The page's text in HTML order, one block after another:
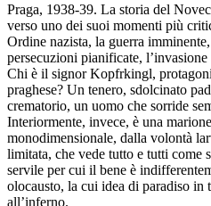
Praga, 1938-39. La storia del
verso uno dei suoi momenti più
Ordine nazista, la guerra
persecuzioni pianificate, l’invasione
Chi è il signor Kopfrkingl,
praghese? Un tenero, sdolcinato
crematorio, un uomo che sorride
Interiormente, invece, è una
monodimensionale, dalla volontà
limitata, che vede tutto e tutti come
servile per cui il bene è
olocausto, la cui idea di paradiso in
all’inferno.